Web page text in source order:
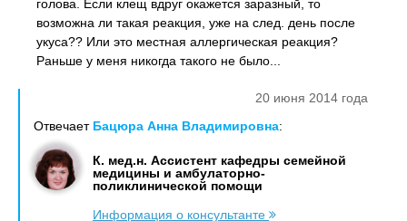
голова. Если клещ вдруг окажется заразный, то
возможна ли такая реакция, уже на след. день после
укуса?? Или это местная аллергическая реакция?
Раньше у меня никогда такого не было...
20 июня 2014 года
Отвечает Бацюра Анна Владимировна:
К. мед.н. Ассистент кафедры семейной
медицины и амбулаторно-
поликлинической помощи
Информация о консультанте